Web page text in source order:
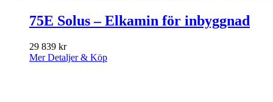
75E Solus – Elkamin för inbyggnad
29 839 kr
Mer Detaljer & Köp